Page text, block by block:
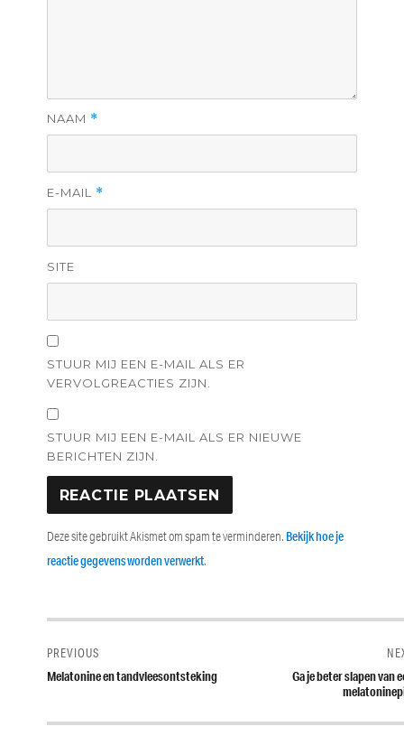
NAAM *
E-MAIL *
SITE
STUUR MIJ EEN E-MAIL ALS ER
VERVOLGREACTIES ZIJN.
STUUR MIJ EEN E-MAIL ALS ER NIEUWE
BERICHTEN ZIJN.
Deze site gebruikt Akismet om spam te verminderen. Bekijk hoe je
reactie gegevens worden verwerkt.
Bericht
navigatie
PREVIOUS
Previous
Melatonine en tandvleesontsteking
Ga je beter slapen van